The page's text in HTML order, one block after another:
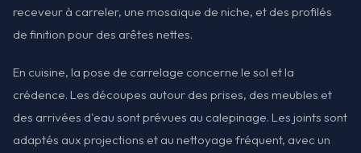
receveur à carreler, une mosaïque de niche, et des profilés
de finition pour des arêtes nettes.
En cuisine, la pose de carrelage concerne le sol et la
crédence. Les découpes autour des prises, des meubles et
des arrivées d'eau sont prévues au calepinage. Les joints sont
adaptés aux projections et au nettoyage fréquent, avec un